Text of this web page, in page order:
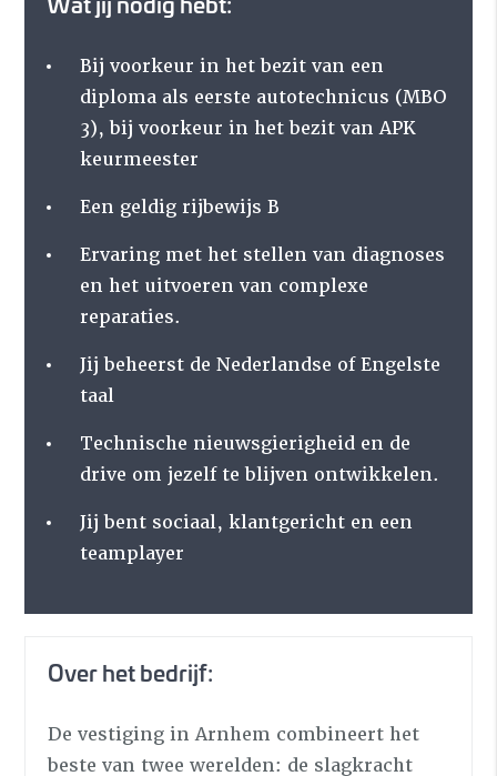
Bij voorkeur in het bezit van een
diploma als eerste autotechnicus (MBO
3), bij voorkeur in het bezit van APK
keurmeester
Een geldig rijbewijs B
Ervaring met het stellen van diagnoses
en het uitvoeren van complexe
reparaties.
Jij beheerst de Nederlandse of Engelste
taal
Technische nieuwsgierigheid en de
drive om jezelf te blijven ontwikkelen.
Jij bent sociaal, klantgericht en een
teamplayer
Over het bedrijf:
De vestiging in Arnhem combineert het
beste van twee werelden: de slagkracht